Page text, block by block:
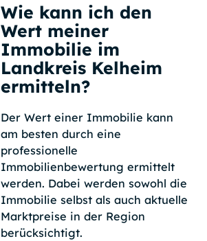
Wie kann ich den
Wert meiner
Immobilie im
Landkreis Kelheim
ermitteln?
Der Wert einer Immobilie kann
am besten durch eine
professionelle
Immobilienbewertung ermittelt
werden. Dabei werden sowohl die
Immobilie selbst als auch aktuelle
Marktpreise in der Region
berücksichtigt.